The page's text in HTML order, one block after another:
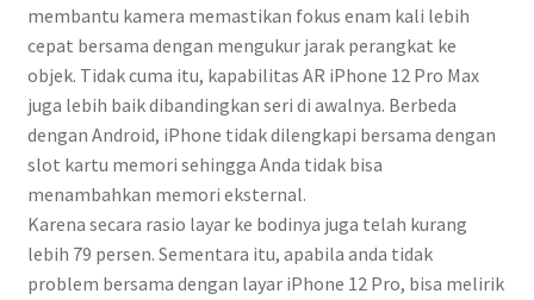
membantu kamera memastikan fokus enam kali lebih
cepat bersama dengan mengukur jarak perangkat ke
objek. Tidak cuma itu, kapabilitas AR iPhone 12 Pro Max
juga lebih baik dibandingkan seri di awalnya. Berbeda
dengan Android, iPhone tidak dilengkapi bersama dengan
slot kartu memori sehingga Anda tidak bisa
menambahkan memori eksternal.
Karena secara rasio layar ke bodinya juga telah kurang
lebih 79 persen. Sementara itu, apabila anda tidak
problem bersama dengan layar iPhone 12 Pro, bisa melirik